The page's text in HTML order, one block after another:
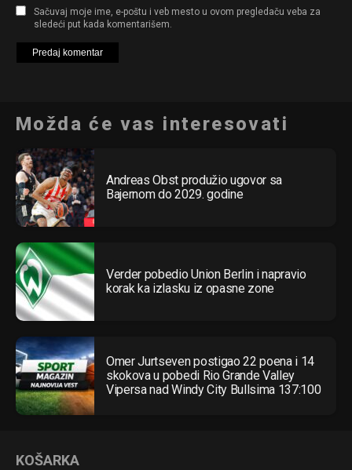
Sačuvaj moje ime, e-poštu i veb mesto u ovom pregledaču veba za
sledeći put kada komentarišem.
Možda će vas interesovati
Andreas Obst produžio ugovor sa
Bajernom do 2029. godine
Verder pobedio Union Berlin i napravio
korak ka izlasku iz opasne zone
Omer Jurtseven postigao 22 poena i 14
skokova u pobedi Rio Grande Valley
Vipersa nad Windy City Bullsima 137:100
KOŠARKA